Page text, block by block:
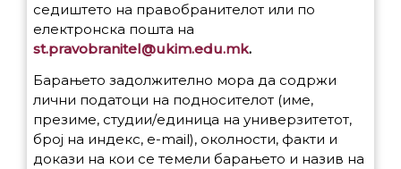
седиштето на правобранителот или по
електронска пошта на
st.pravobranitel@ukim.edu.mk.
Барањето задолжително мора да содржи
лични податоци на подносителот (име,
презиме, студии/единица на универзитетот,
број на индекс, е-mail), околности, факти и
докази на кои се темели барањето и назив на